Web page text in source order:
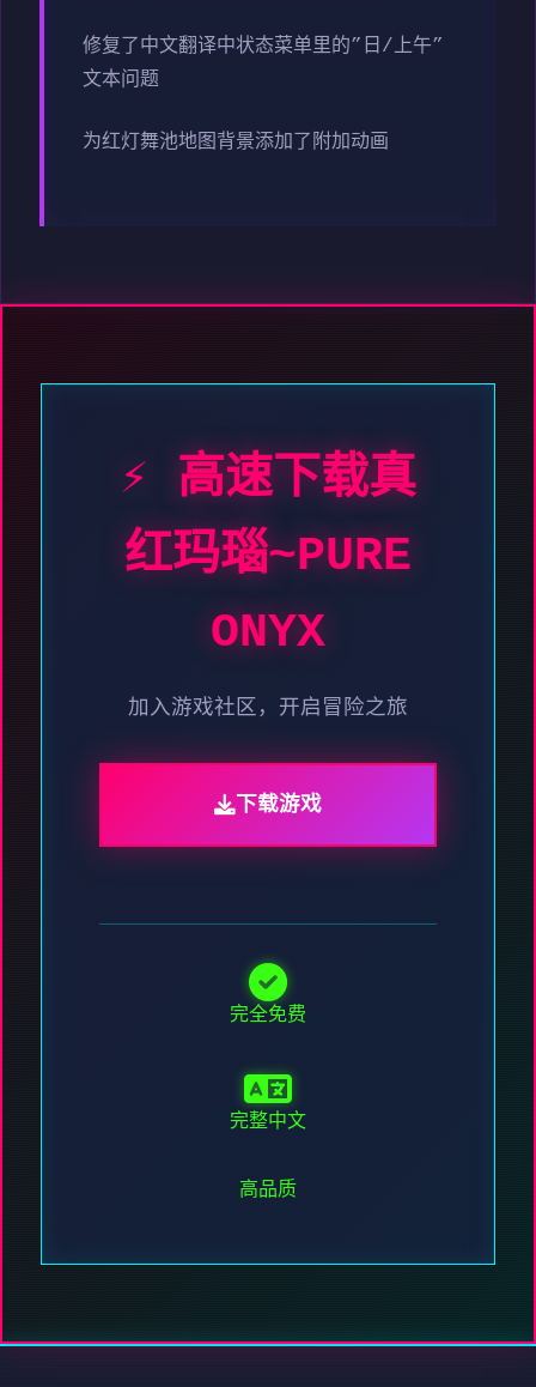
修复了中文翻译中状态菜单里的”日/上午”
文本问题
为红灯舞池地图背景添加了附加动画
⚡ 高速下载真
红玛瑙~PURE
ONYX
加入游戏社区，开启冒险之旅
下载游戏
完全免费
完整中文
高品质